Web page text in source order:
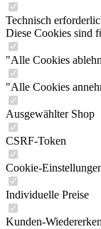
Technisch
Diese Cookies sind
"Alle Cookies
"Alle Cookies
Ausgewählter Shop
CSRF-Token
Cookie-
Individuelle Preise
Kunden-